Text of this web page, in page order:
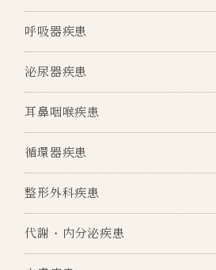
呼吸器疾患
泌尿器疾患
耳鼻咽喉疾患
循環器疾患
整形外科疾患
代謝・内分泌疾患